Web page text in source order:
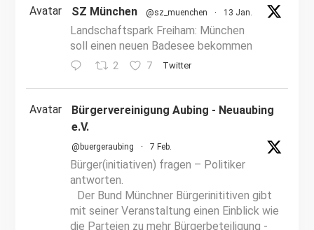
Avatar SZ München @sz_muenchen · 13 Jan.
Landschaftspark Freiham: München
soll einen neuen Badesee bekommen
2 7 Twitter
Avatar
Bürgervereinigung Aubing - Neuaubing
e.V.
@buergeraubing · 7 Feb.
Bürger(initiativen) fragen – Politiker
antworten.
Der Bund Münchner Bürgerinititiven gibt
mit seiner Veranstaltung einen Einblick wie
die Parteien zu mehr Bürgerbeteiligung -